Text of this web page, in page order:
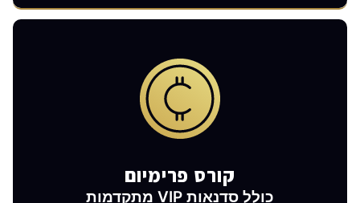
קורס פרימיום
כולל סדנאות VIP מתקדמות
בא להיות מאסטר